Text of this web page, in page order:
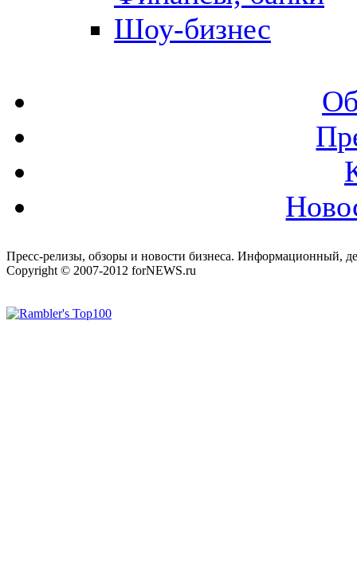
Шоу-бизнес
Пресс-релизы, обзоры и новости бизнеса. Информационный,
Copyright © 2007-2012 forNEWS.ru